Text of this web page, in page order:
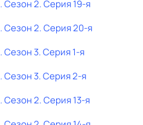
. Сезон 2. Серия 19-я
. Сезон 2. Серия 20-я
. Сезон 3. Серия 1-я
. Сезон 3. Серия 2-я
. Сезон 2. Серия 13-я